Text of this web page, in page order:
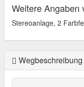
Weitere Angaben
Stereoanlage, 2
Wegbeschreibung